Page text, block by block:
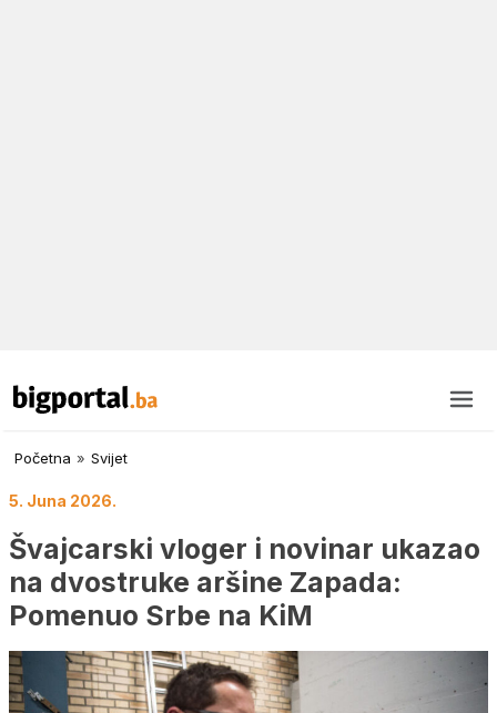
Početna » Svijet
5. Juna 2026.
Švajcarski vloger i novinar ukazao
na dvostruke aršine Zapada:
Pomenuo Srbe na KiM